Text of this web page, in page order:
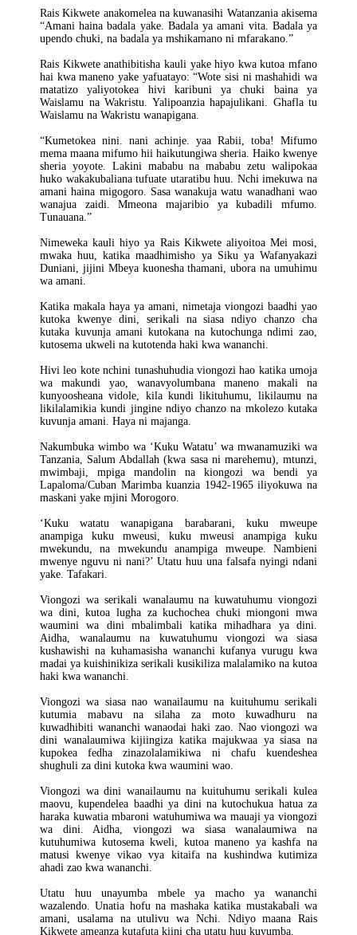
Rais Kikwete anakomelea na kuwanasihi Watanzania akisema
“Amani haina badala yake. Badala ya amani vita. Badala ya
upendo chuki, na badala ya mshikamano ni mfarakano.”
Rais Kikwete anathibitisha kauli yake hiyo kwa kutoa mfano
hai kwa maneno yake yafuatayo: “Wote sisi ni mashahidi wa
matatizo yaliyotokea hivi karibuni ya chuki baina ya
Waislamu na Wakristu. Yalipoanzia hapajulikani. Ghafla tu
Waislamu na Wakristu wanapigana.
“Kumetokea nini. nani achinje. yaa Rabii, toba! Mifumo
mema maana mifumo hii haikutungiwa sheria. Haiko kwenye
sheria yoyote. Lakini mababu na mababu zetu walipokaa
huko wakakubaliana tufuate utaratibu huu. Nchi imekuwa na
amani haina migogoro. Sasa wanakuja watu wanadhani wao
wanajua zaidi. Mmeona majaribio ya kubadili mfumo.
Tunauana.”
Nimeweka kauli hiyo ya Rais Kikwete aliyoitoa Mei mosi,
mwaka huu, katika maadhimisho ya Siku ya Wafanyakazi
Duniani, jijini Mbeya kuonesha thamani, ubora na umuhimu
wa amani.
Katika makala haya ya amani, nimetaja viongozi baadhi yao
kutoka kwenye dini, serikali na siasa ndiyo chanzo cha
kutaka kuvunja amani kutokana na kutochunga ndimi zao,
kutosema ukweli na kutotenda haki kwa wananchi.
Hivi leo kote nchini tunashuhudia viongozi hao katika umoja
wa makundi yao, wanavyolumbana maneno makali na
kunyoosheana vidole, kila kundi likituhumu, likilaumu na
likilalamikia kundi jingine ndiyo chanzo na mkolezo kutaka
kuvunja amani. Haya ni majanga.
Nakumbuka wimbo wa ‘Kuku Watatu’ wa mwanamuziki wa
Tanzania, Salum Abdallah (kwa sasa ni marehemu), mtunzi,
mwimbaji, mpiga mandolin na kiongozi wa bendi ya
Lapaloma/Cuban Marimba kuanzia 1942-1965 iliyokuwa na
maskani yake mjini Morogoro.
‘Kuku watatu wanapigana barabarani, kuku mweupe
anampiga kuku mweusi, kuku mweusi anampiga kuku
mwekundu, na mwekundu anampiga mweupe. Nambieni
mwenye nguvu ni nani?’ Utatu huu una falsafa nyingi ndani
yake. Tafakari.
Viongozi wa serikali wanalaumu na kuwatuhumu viongozi
wa dini, kutoa lugha za kuchochea chuki miongoni mwa
waumini wa dini mbalimbali katika mihadhara ya dini.
Aidha, wanalaumu na kuwatuhumu viongozi wa siasa
kushawishi na kuhamasisha wananchi kufanya vurugu kwa
madai ya kuishinikiza serikali kusikiliza malalamiko na kutoa
haki kwa wananchi.
Viongozi wa siasa nao wanailaumu na kuituhumu serikali
kutumia mabavu na silaha za moto kuwadhuru na
kuwadhibiti wananchi wanaodai haki zao. Nao viongozi wa
dini wanalaumiwa kijiingiza katika majukwaa ya siasa na
kupokea fedha zinazolalamikiwa ni chafu kuendeshea
shughuli za dini kutoka kwa waumini wao.
Viongozi wa dini wanailaumu na kuituhumu serikali kulea
maovu, kupendelea baadhi ya dini na kutochukua hatua za
haraka kuwatia mbaroni watuhumiwa wa mauaji ya viongozi
wa dini. Aidha, viongozi wa siasa wanalaumiwa na
kutuhumiwa kutosema kweli, kutoa maneno ya kashfa na
matusi kwenye vikao vya kitaifa na kushindwa kutimiza
ahadi zao kwa wananchi.
Utatu huu unayumba mbele ya macho ya wananchi
wazalendo. Unatia hofu na mashaka katika mustakabali wa
amani, usalama na utulivu wa Nchi. Ndiyo maana Rais
Kikwete ameanza kutafuta kiini cha utatu huu kuyumba.